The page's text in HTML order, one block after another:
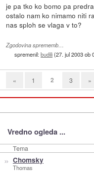
je pa tko ko bomo pa
ostalo nam ko nimamo niti
nas sploh se vlaga v to?
Zgodovina sprememb…
spremenil:budili(27. jul 2003 ob
« 1 2 3 »
Vredno ogleda ...
Tema
» Chomsky
Thomas